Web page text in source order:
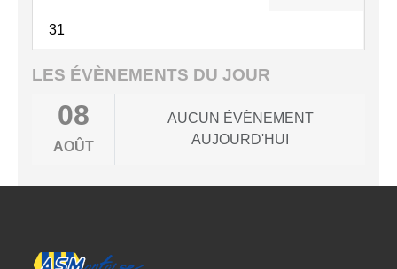
31
LES ÉVÈNEMENTS DU JOUR
08
AOÛT
AUCUN ÉVÈNEMENT
AUJOURD'HUI